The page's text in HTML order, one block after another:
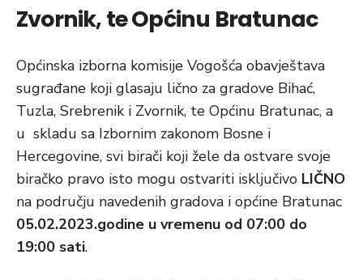
Zvornik, te Općinu Bratunac
Općinska izborna komisije Vogošća obavještava
sugrađane koji glasaju lično za gradove Bihać,
Tuzla, Srebrenik i Zvornik, te Općinu Bratunac, a
u skladu sa Izbornim zakonom Bosne i
Hercegovine, svi birači koji žele da ostvare svoje
biračko pravo isto mogu ostvariti isključivo LIČNO
na području navedenih gradova i općine Bratunac
05.02.2023.godine u vremenu od 07:00 do
19:00 sati.